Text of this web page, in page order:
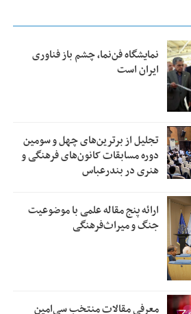
نمایشگاه فن‌نما، چشم باز فناوری
ایران است
تجلیل از بر‌ترین‌های چهل و سومین
دوره مسابقات کانون‌های فرهنگی و
هنری در بندرعباس
ارائه پنج مقاله علمی با موضوعیت
جنگ و میراث‌فرهنگی
معرفی مقالات منتخب سی‌امین